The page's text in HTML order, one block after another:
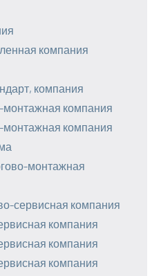
компания
компания
компания
компания
монтажная
сервисная компания
компания
компания
компания